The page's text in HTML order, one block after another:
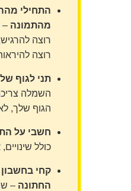
התחילי
מהתמונה –
רוצה
רוצה
תני לגוף
השמלה
הגוף שלך,
חשבי על
כולל
קחי בחשבון
החתונה –